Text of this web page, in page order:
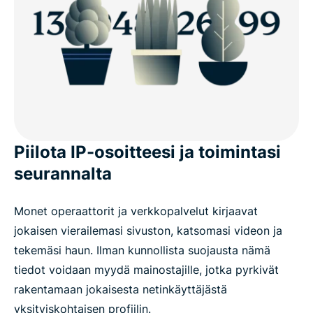
Piilota IP-osoitteesi ja toimintasi
seurannalta
Monet operaattorit ja verkkopalvelut kirjaavat
jokaisen vierailemasi sivuston, katsomasi videon ja
tekemäsi haun. Ilman kunnollista suojausta nämä
tiedot voidaan myydä mainostajille, jotka pyrkivät
rakentamaan jokaisesta netinkäyttäjästä
yksityiskohtaisen profiilin.